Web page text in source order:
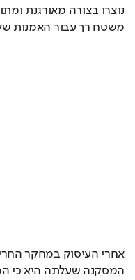
משטח רך עבור האמנות שלו.